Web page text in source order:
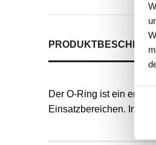
Der O-Ring ist ein
Einsatzbereichen.